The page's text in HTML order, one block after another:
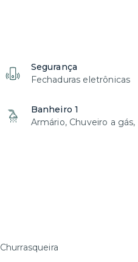
Segurança
Fechaduras eletrônicas
Banheiro 1
Armário, Chuveiro a gás,
Churrasqueira